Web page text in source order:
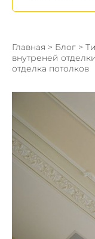
Главная > Блог >
внутреней отделки
отделка потолков